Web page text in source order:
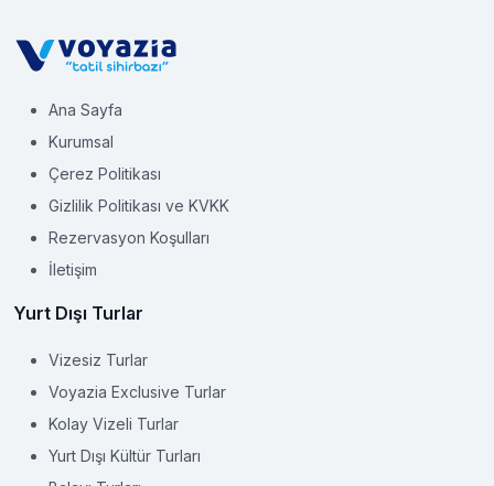
Ana Sayfa
Kurumsal
Çerez Politikası
Gizlilik Politikası ve KVKK
Rezervasyon Koşulları
İletişim
Yurt Dışı Turlar
Vizesiz Turlar
Voyazia Exclusive Turlar
Kolay Vizeli Turlar
Yurt Dışı Kültür Turları